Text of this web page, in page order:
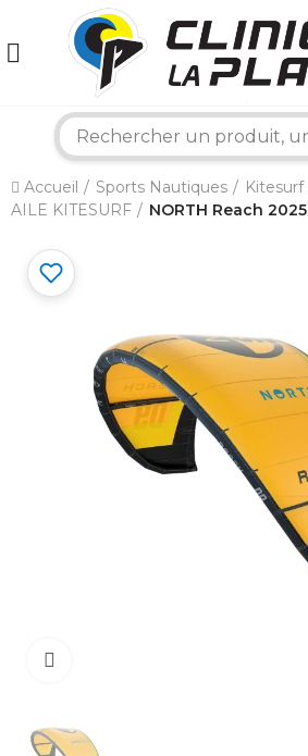
Accueil Sports Nautiques
Kitesurf
AILE KITESURF
NORTH Reach 2025